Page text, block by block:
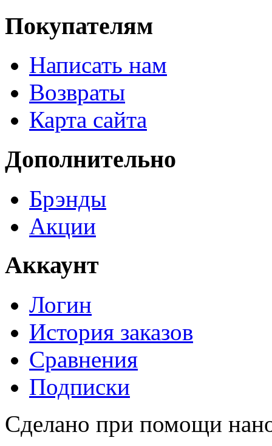
Покупателям
Написать нам
Возвраты
Карта сайта
Дополнительно
Брэнды
Акции
Аккаунт
Логин
История заказов
Сравнения
Подписки
Сделано при помощи